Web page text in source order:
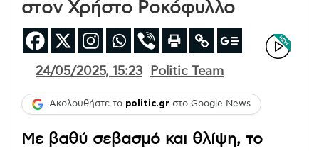
στον Χρήστο Ροκόφυλλο
24/05/2025, 15:23 Politic Team
Ακολουθήστε το politic.gr στο Google News
Με βαθύ σεβασμό και θλίψη, το